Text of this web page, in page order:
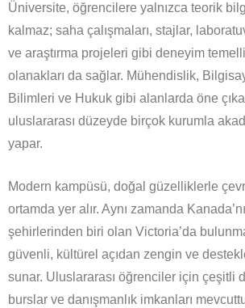
Üniversite, öğrencilere yalnızca teorik
kalmaz; saha çalışmaları, stajlar,
ve araştırma projeleri gibi deneyim
olanakları da sağlar. Mühendislik,
Bilimleri ve Hukuk gibi alanlarda öne
uluslararası düzeyde birçok kurumla
yapar.
Modern kampüsü, doğal güzelliklerle
ortamda yer alır. Aynı zamanda
şehirlerinden biri olan Victoria’da
güvenli, kültürel açıdan zengin ve
sunar. Uluslararası öğrenciler için çeşitli
burslar ve danışmanlık imkanları